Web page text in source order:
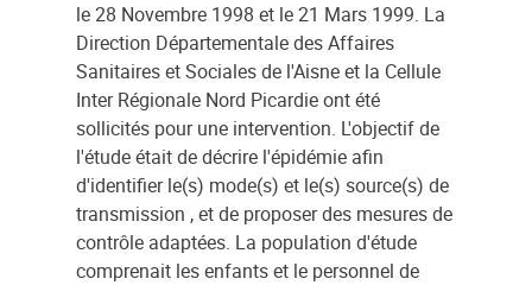
le 28 Novembre 1998 et le 21 Mars 1999. La
Direction Départementale des Affaires
Sanitaires et Sociales de l'Aisne et la Cellule
Inter Régionale Nord Picardie ont été
sollicités pour une intervention. L'objectif de
l'étude était de décrire l'épidémie afin
d'identifier le(s) mode(s) et le(s) source(s) de
transmission , et de proposer des mesures de
contrôle adaptées. La population d'étude
comprenait les enfants et le personnel de